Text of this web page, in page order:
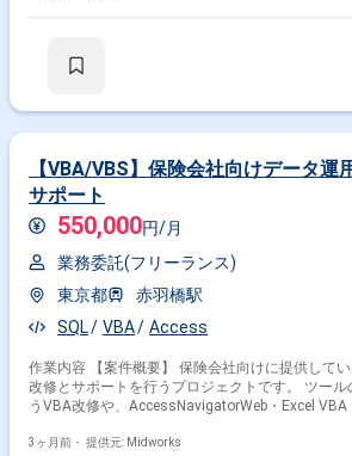
【VBA/VBS】保険会社向けデータ運
サポート
550,000円/月
業務委託(フリーランス)
東京都
赤羽橋駅
SQL
VBA Access
作業内容 【案件概要】 保険会社向けに提供しているデータ運用ツールの
改修とサポートを行うプロジェクトです。 ツールのバージョンアップに伴
うVBA改修や、AccessNavigatorWeb・Excel VBA
既存ツールの改修と運用効率化を進めます。 RPA(WinActor)を活用したデ
3ヶ月前・ 提供元: Midworks